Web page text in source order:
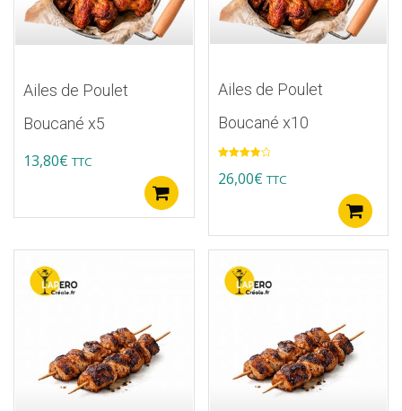
Ailes de Poulet
Boucané x5
13,80€ TTC
Ailes de Poulet
Boucané x10
sur 5
26,00€ TTC